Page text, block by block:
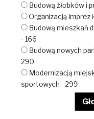
Budową żłobków i
Organizacją imprez
Budową mieszkań
- 166
Budową nowych
290
Modernizacją
sportowych - 299